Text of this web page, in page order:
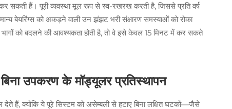
हैं। पूरी व्यवस्था मूल रूप से स्व-रखरख करती है, जिससे प्रति वर्ष
बेयरिंग्स को अकड़ने वाली उन झंझट भरी संक्षारण समस्याओं को रोका
भागों को बदलने की आवश्यकता होती है, तो वे इसे केवल 15 मिनट में कर सकते
उपकरण के मॉड्यूलर प्रतिस्थापन
हैं, क्योंकि ये पूरे सिस्टम को असेम्बली से हटाए बिना लक्षित घटकों—जैसे